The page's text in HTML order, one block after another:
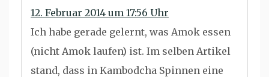
12. Februar 2014 um 17:56 Uhr
Ich habe gerade gelernt, was Amok essen
(nicht Amok laufen) ist. Im selben Artikel
stand, dass in Kambodcha Spinnen eine